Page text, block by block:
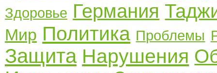
Здоровье Германия
Мир Политика Проблемы
Защита Нарушения